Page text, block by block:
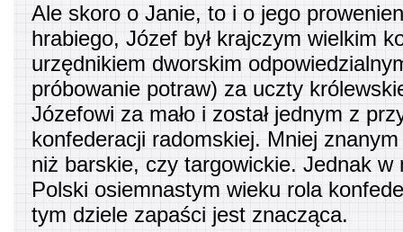
Ale skoro o Janie, to i o jego
hrabiego, Józef był krajczym wielkim
urzędnikiem dworskim
próbowanie potraw) za uczty
Józefowi za mało i został jednym z
konfederacji radomskiej. Mniej
niż barskie, czy targowickie. Jednak w
Polski osiemnastym wieku rola
tym dziele zapaści jest znacząca.